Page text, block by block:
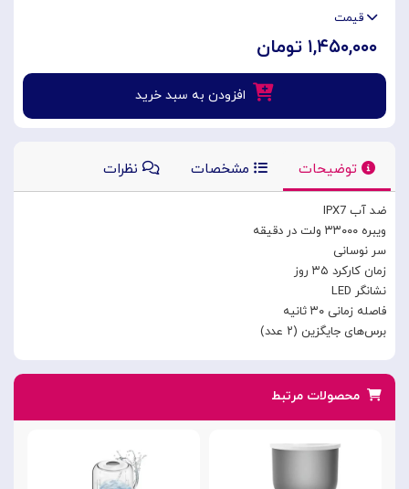
قیمت
۱,۴۵۰,۰۰۰ تومان
افزودن به سبد خرید
توضیحات مشخصات نظرات
ضد آب IPX7
ویبره ۳۳۰۰۰ ولت در دقیقه
سر نوسانی
زمان کارکرد ۳۵ روز
نشانگر LED
فاصله زمانی ۳۰ ثانیه
برس‌های جایگزین (۲ عدد)
محصولات مرتبط